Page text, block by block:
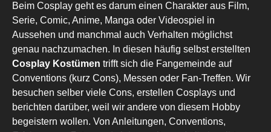
Beim Cosplay geht es darum einen Charakter aus Film,
Serie, Comic, Anime, Manga oder Videospiel in
Aussehen und manchmal auch Verhalten möglichst
genau nachzumachen. In diesen häufig selbst erstellten
Cosplay Kostümen trifft sich die Fangemeinde auf
Conventions (kurz Cons), Messen oder Fan-Treffen. Wir
besuchen selber viele Cons, erstellen Cosplays und
berichten darüber, weil wir andere von diesem Hobby
begeistern wollen. Von Anleitungen, Conventions,